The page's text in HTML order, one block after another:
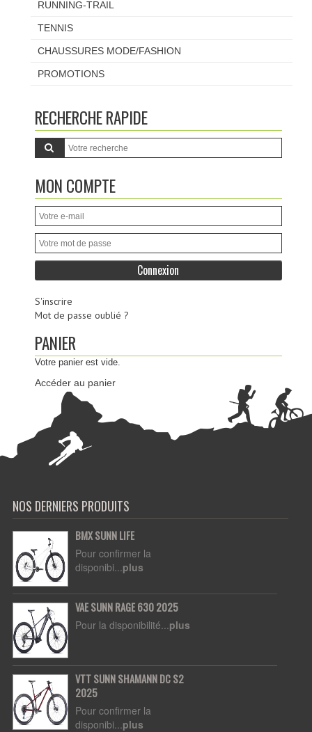
RUNNING-TRAIL
TENNIS
CHAUSSURES MODE/FASHION
PROMOTIONS
RECHERCHE RAPIDE
MON COMPTE
S'inscrire
Mot de passe oublié ?
PANIER
Votre panier est vide.
Accéder au panier
NOS DERNIERS PRODUITS
BMX SUNN LIFE
Pour confirmer la
disponibi...plus
VAE SUNN RAGE 630 2025
Pour la disponibilité...plus
VTT SUNN SHAMANN DC S2
2025
Pour confirmer la
disponibi...plus